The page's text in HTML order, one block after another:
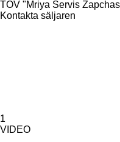
TOV "Mriya Servis
Kontakta säljaren
1
VIDEO